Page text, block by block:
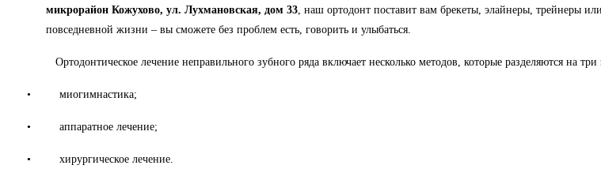
микрорайон Кожухово, ул. Лухмановская, дом 33 , наш ортодонт поставит вам брекеты элайнеры , трейнеры
повседневной жизни – вы сможете без проблем есть, говорить и улыбаться.
Ортодонтическое лечение неправильного зубного ряда включает несколько методов, которые разделяются на
• миогимнастика;
• аппаратное лечение;
• хирургическое лечение.